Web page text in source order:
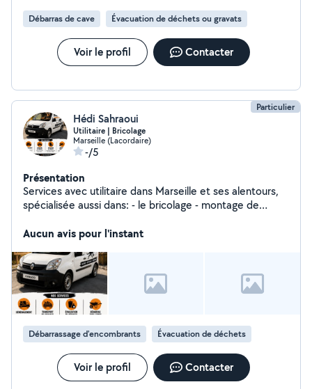
Débarras de cave Évacuation de déchets ou gravats
Voir le profil Contacter
Particulier
Hédi Sahraoui
Utilitaire | Bricolage
Marseille (Lacordaire)
-/5
Présentation
Services avec utilitaire dans Marseille et ses alentours,
spécialisée aussi dans: - le bricolage - montage de
services N'hésitez plus et contactez kangourou pour un
Aucun avis pour l'instant
Débarrassage d'encombrants Évacuation de déchets
Voir le profil Contacter